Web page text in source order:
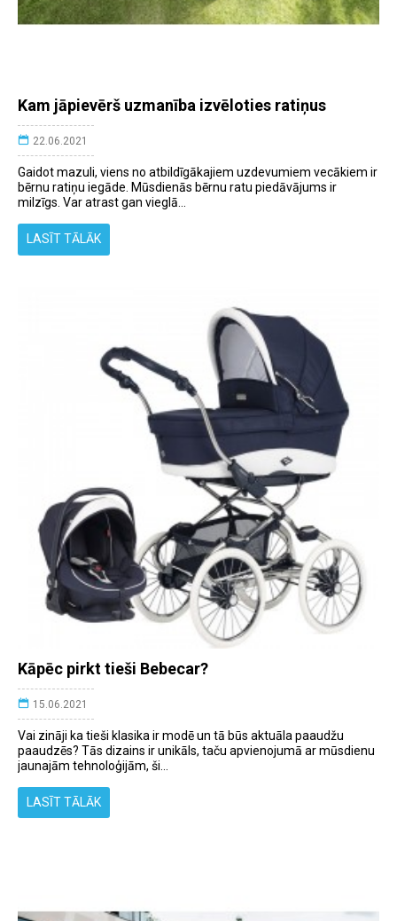
Kam jāpievērš uzmanība izvēloties ratiņus
22.06.2021
Gaidot mazuli, viens no atbildīgākajiem uzdevumiem vecākiem ir
bērnu ratiņu iegāde. Mūsdienās bērnu ratu piedāvājums ir
milzīgs. Var atrast gan vieglā...
LASĪT TĀLĀK
Kāpēc pirkt tieši Bebecar?
15.06.2021
Vai zināji ka tieši klasika ir modē un tā būs aktuāla paaudžu
paaudzēs? Tās dizains ir unikāls, taču apvienojumā ar mūsdienu
jaunajām tehnoloģijām, ši...
LASĪT TĀLĀK